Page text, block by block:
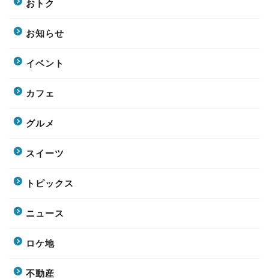
おトク
お知らせ
イベント
カフェ
グルメ
スイーツ
トピックス
ニュース
ロケ地
不動産